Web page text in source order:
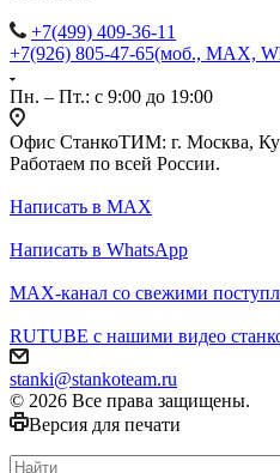
+7(499) 409-36-11
+7(926) 805-47-65(моб., MAX,
Пн. – Пт.: с 9:00 до 19:00
Офис СтанкоТИМ: г. Москва,
Работаем по всей России.
Написать в MAX
Написать в WhatsApp
MAX-канал со свежими
RUTUBE с нашими видео
stanki@stankoteam.ru
© 2026 Все права защищены.
Версия для печати